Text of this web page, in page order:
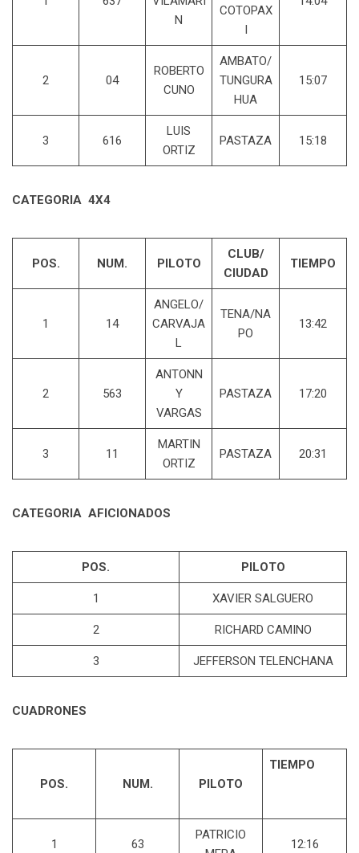
N
COTOPAX
I
2 04
ROBERTO
CUNO
AMBATO/
TUNGURA
HUA
15:07
3 616
LUIS
ORTIZ
PASTAZA 15:18
CATEGORIA 4X4
POS. NUM. PILOTO
CLUB/
CIUDAD
TIEMPO
1 14
ANGELO/
CARVAJA
L
TENA/NA
PO
13:42
2 563
ANTONN
Y
VARGAS
PASTAZA 17:20
3 11
MARTIN
ORTIZ
PASTAZA 20:31
CATEGORIA AFICIONADOS
POS. PILOTO
1 XAVIER SALGUERO
2 RICHARD CAMINO
3 JEFFERSON TELENCHANA
CUADRONES
POS. NUM. PILOTO
TIEMPO
1 63
PATRICIO
12:16